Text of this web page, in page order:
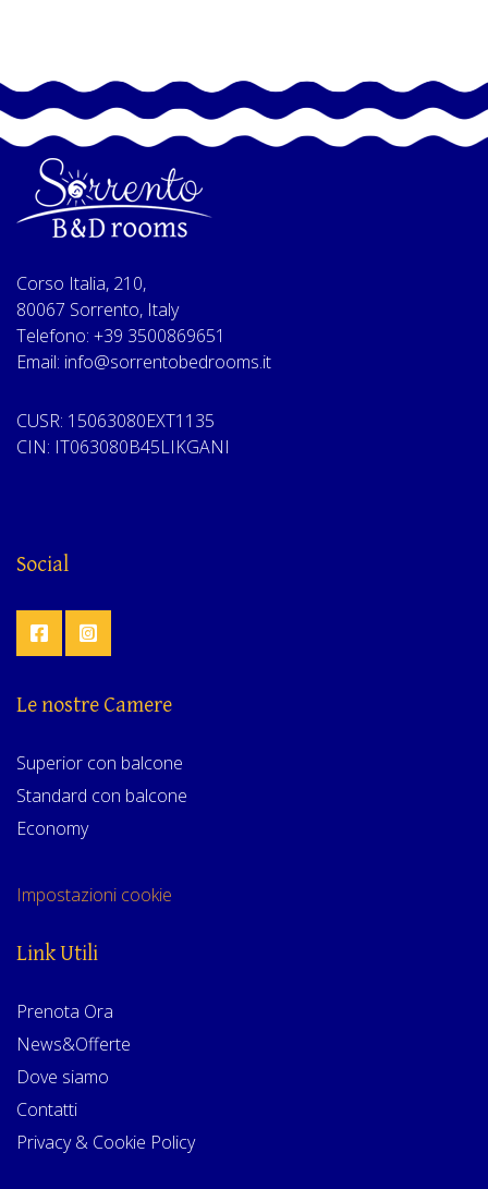
Corso Italia, 210,
80067 Sorrento, Italy
Telefono: +39 3500869651
Email: info@sorrentobedrooms.it
CUSR: 15063080EXT1135
CIN: IT063080B45LIKGANI
Social
Le nostre Camere
Superior con balcone
Standard con balcone
Economy
Impostazioni cookie
Link Utili
Prenota Ora
News&Offerte
Dove siamo
Contatti
Privacy & Cookie Policy